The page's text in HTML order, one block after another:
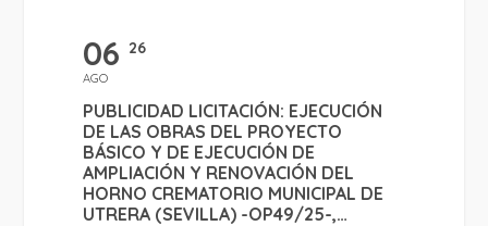
06
AGO
26
PUBLICIDAD LICITACIÓN: EJECUCIÓN
DE LAS OBRAS DEL PROYECTO
BÁSICO Y DE EJECUCIÓN DE
AMPLIACIÓN Y RENOVACIÓN DEL
HORNO CREMATORIO MUNICIPAL DE
UTRERA (SEVILLA) -OP49/25-,